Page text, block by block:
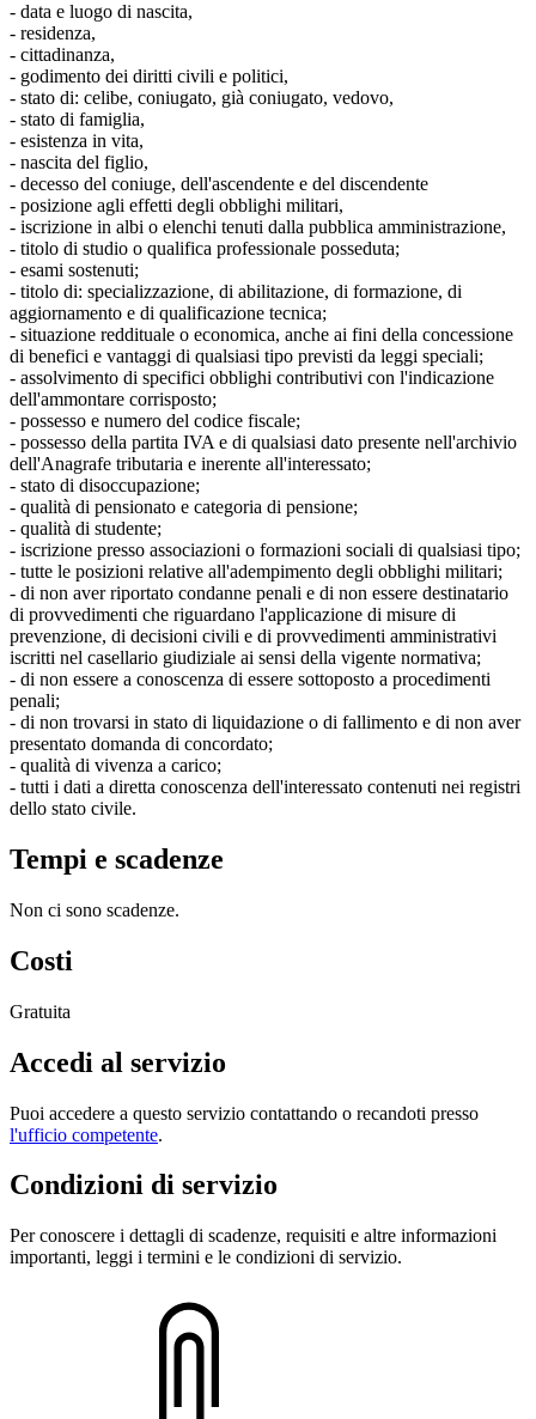
- data e luogo di nascita,
- residenza,
- cittadinanza,
- godimento dei diritti civili e politici,
- stato di: celibe, coniugato, già coniugato, vedovo,
- stato di famiglia,
- esistenza in vita,
- nascita del figlio,
- decesso del coniuge, dell'ascendente e del discendente
- posizione agli effetti degli obblighi militari,
- iscrizione in albi o elenchi tenuti dalla pubblica amministrazione,
- titolo di studio o qualifica professionale posseduta;
- esami sostenuti;
- titolo di: specializzazione, di abilitazione, di formazione, di
aggiornamento e di qualificazione tecnica;
- situazione reddituale o economica, anche ai fini della concessione
di benefici e vantaggi di qualsiasi tipo previsti da leggi speciali;
- assolvimento di specifici obblighi contributivi con l'indicazione
dell'ammontare corrisposto;
- possesso e numero del codice fiscale;
- possesso della partita IVA e di qualsiasi dato presente nell'archivio
dell'Anagrafe tributaria e inerente all'interessato;
- stato di disoccupazione;
- qualità di pensionato e categoria di pensione;
- qualità di studente;
- iscrizione presso associazioni o formazioni sociali di qualsiasi tipo;
- tutte le posizioni relative all'adempimento degli obblighi militari;
- di non aver riportato condanne penali e di non essere destinatario
di provvedimenti che riguardano l'applicazione di misure di
prevenzione, di decisioni civili e di provvedimenti amministrativi
iscritti nel casellario giudiziale ai sensi della vigente normativa;
- di non essere a conoscenza di essere sottoposto a procedimenti
penali;
- di non trovarsi in stato di liquidazione o di fallimento e di non aver
presentato domanda di concordato;
- qualità di vivenza a carico;
- tutti i dati a diretta conoscenza dell'interessato contenuti nei registri
dello stato civile.
Tempi e scadenze
Non ci sono scadenze.
Costi
Gratuita
Accedi al servizio
Puoi accedere a questo servizio contattando o recandoti presso
l'ufficio competente.
Condizioni di servizio
Per conoscere i dettagli di scadenze, requisiti e altre informazioni
importanti, leggi i termini e le condizioni di servizio.